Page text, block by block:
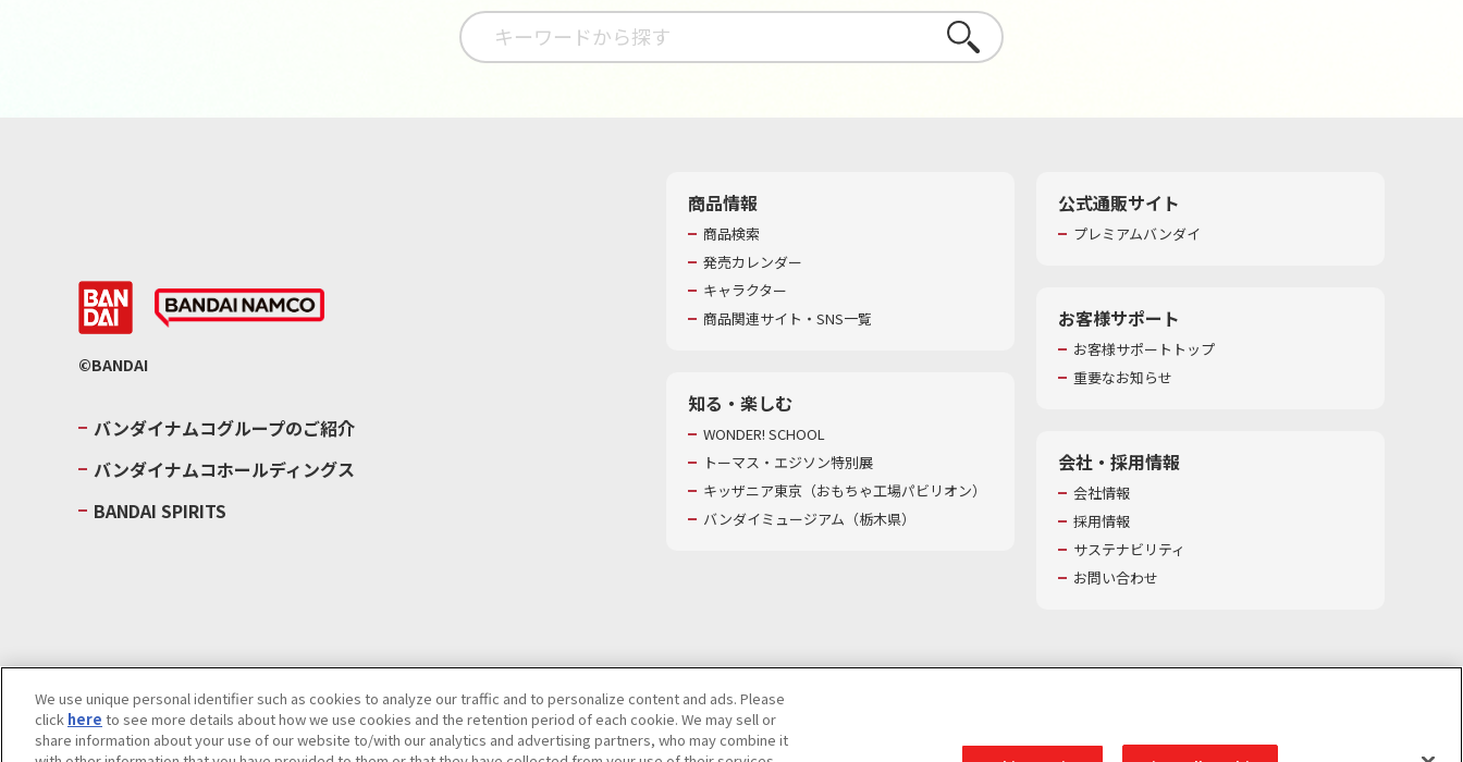
さがす
©BANDAI
バンダイナムコグループのご紹介
バンダイナムコホールディングス
BANDAI SPIRITS
商品情報
商品検索
発売カレンダー
キャラクター
商品関連サイト・SNS一覧
知る・楽しむ
WONDER! SCHOOL
トーマス・エジソン特別展
キッザニア東京（おもちゃ工場パビリオン）​
バンダイミュージアム（栃木県）
公式通販サイト
プレミアムバンダイ
お客様サポート
お客様サポートトップ
重要なお知らせ
会社・採用情報
会社情報
採用情報
サステナビリティ
お問い合わせ
ウェブサイトご利用条件ソーシャルメディアポリシー個人情報及び特定個人情報等の取り扱いに関する保護方針
We use unique personal identifier such as cookies to analyze our traffic and to personalize content and ads. Please
click here to see more details about how we use cookies and the retention period of each cookie. We may sell or
share information about your use of our website to/with our analytics and advertising partners, who may combine it